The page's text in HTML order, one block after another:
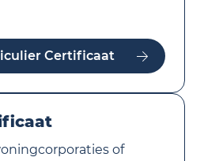
Certificaat
of